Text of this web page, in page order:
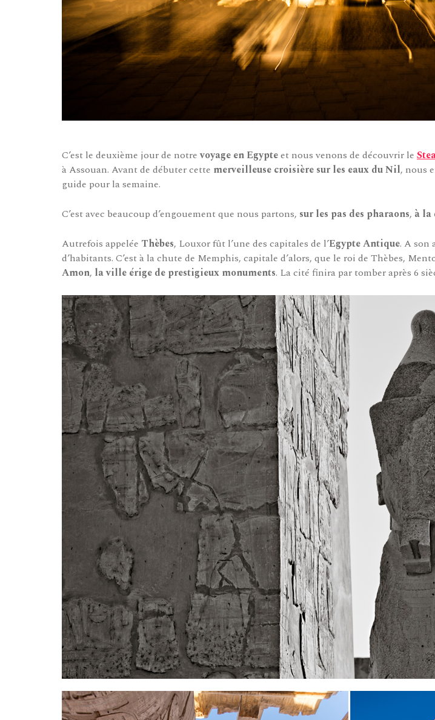
C’est le deuxième jour de notrevoyage en Egypteet nous venons de découvrir le
à Assouan. Avant de débuter cette merveilleuse croisière sur les eaux du Nil, nous
guide pour la semaine.
C’est avec beaucoup d’engouement que nous partons, sur les pas des pharaons, à la
Autrefois appelée Thèbes, Louxor fût l’une des capitales de l’Egypte Antique. A son
d’habitants. C’est à la chute de Memphis, capitale d’alors, que le roi de Thèbes,
Amon, la ville érige de prestigieux monuments. La cité finira par tomber après 6